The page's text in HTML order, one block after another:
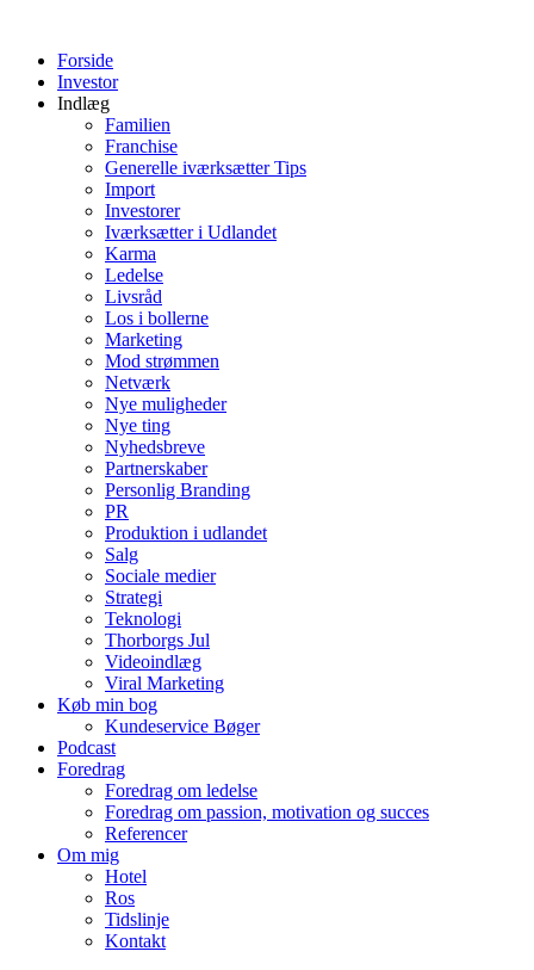
indholdForside
Investor
Indlæg
Familien
Franchise
Generelle iværksætter Tips
Import
Investorer
Iværksætter i Udlandet
Karma
Ledelse
Livsråd
Los i bollerne
Marketing
Mod strømmen
Netværk
Nye muligheder
Nye ting
Nyhedsbreve
Partnerskaber
Personlig Branding
PR
Produktion i udlandet
Salg
Sociale medier
Strategi
Teknologi
Thorborgs Jul
Videoindlæg
Viral Marketing
Køb min bog
Kundeservice Bøger
Podcast
Foredrag
Foredrag om ledelse
Foredrag om passion, motivation og succes
Referencer
Om mig
Hotel
Ros
Tidslinje
Kontakt